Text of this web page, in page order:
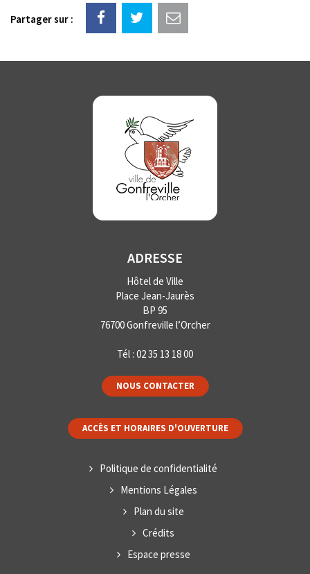
Partager sur :
ADRESSE
Hôtel de Ville
Place Jean-Jaurès
BP 95
76700 Gonfreville l’Orcher
Tél : 02 35 13 18 00
NOUS CONTACTER
ACCÈS ET HORAIRES D'OUVERTURE
Politique de confidentialité
Mentions Légales
Plan du site
Crédits
Espace presse